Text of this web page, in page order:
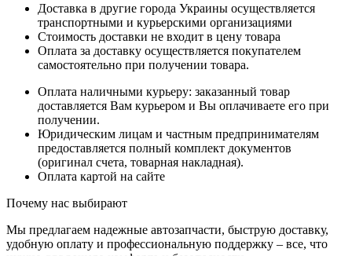
Доставка в другие города Украины осуществляется
транспортными и курьерскими организациями
Стоимость доставки не входит в цену товара
Оплата за доставку осуществляется покупателем
самостоятельно при получении товара.
Оплата наличными курьеру: заказанный товар
доставляется Вам курьером и Вы оплачиваете его при
получении.
Юридическим лицам и частным предпринимателям
предоставляется полный комплект документов
(оригинал счета, товарная накладная).
Оплата картой на сайте
Почему нас выбирают
Мы предлагаем надежные автозапчасти, быструю доставку,
удобную оплату и профессиональную поддержку – все, что